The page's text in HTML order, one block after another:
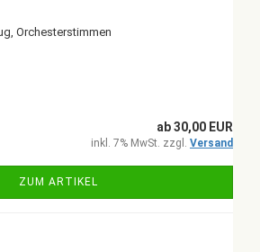
Orchesterstimmen
ab 30,00 EUR
inkl. 7% MwSt. zzgl. Versand
ZUM ARTIKEL